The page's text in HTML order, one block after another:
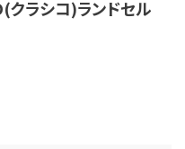
ラシコ)ランドセル